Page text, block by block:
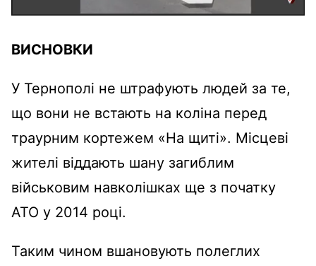
ВИСНОВКИ
У Тернополі не штрафують людей за те,
що вони не встають на коліна перед
траурним кортежем «На щиті». Місцеві
жителі віддають шану загиблим
військовим навколішках ще з початку
АТО у 2014 році.
Таким чином вшановують полеглих